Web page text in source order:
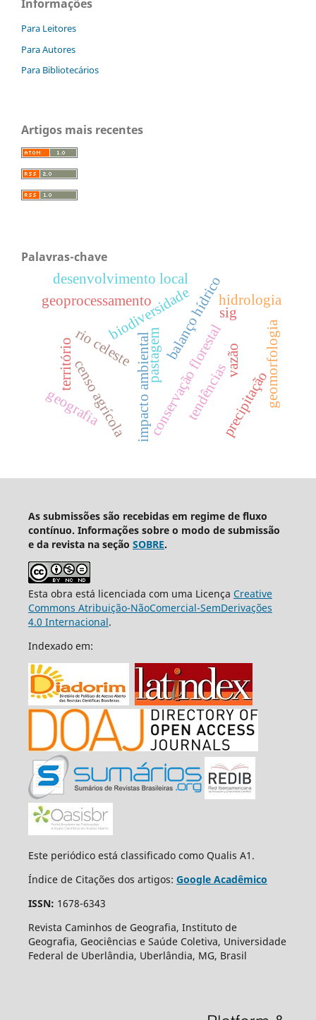
Informações
Para Leitores
Para Autores
Para Bibliotecários
Artigos mais recentes
Palavras-chave
conservação florestal
impacto ambiental
censo agrícola
biodiversidade
rio celeste
tendênciasprecipitação
vazão
balanço hídrico
geomorfologia
geoprocessamento hidrologia
território
desenvolvimento local
pastagem
geografia
sig
As submissões são recebidas em regime de fluxo
contínuo. Informações sobre o modo de submissão
e da revista na seção SOBRE.
Esta obra está licenciada com uma Licença Creative
Commons Atribuição-NãoComercial-SemDerivações
4.0 Internacional.
Indexado em:
Este periódico está classificado como Qualis A1.
Índice de Citações dos artigos: Google Acadêmico
ISSN: 1678-6343
Revista Caminhos de Geografia, Instituto de
Geografia, Geociências e Saúde Coletiva, Universidade
Federal de Uberlândia, Uberlândia, MG, Brasil